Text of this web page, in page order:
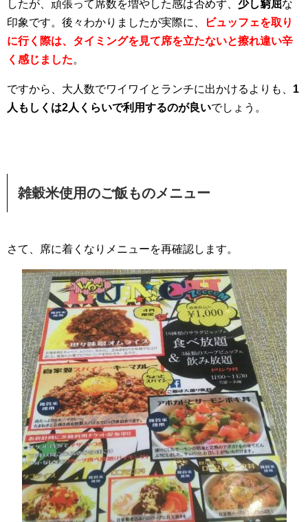
したが、頑張って席数を増やした感は否めず、 少し窮屈な
印象です。後々わかりましたが実際に、
ビュッフェを取り
に行く際は、タイミングを見て席を立たないと擦れ違い辛
く感じました。
ですから、大人数でワイワイとランチに出かけるよりも、 1
人もしくは2人くらいで利用するのが良いでしょう。
雑穀米使用のご飯ものメニュー
さて、席に着くなりメニューを再確認します。